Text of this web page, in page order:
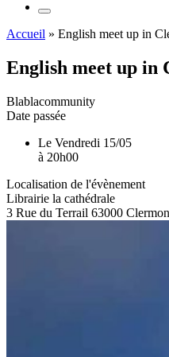
Accueil » English meet up in
English meet up in
Blablacommunity
Date passée
Le Vendredi 15/05
à 20h00
Localisation de l'évènement
Librairie la cathédrale
3 Rue du Terrail 63000